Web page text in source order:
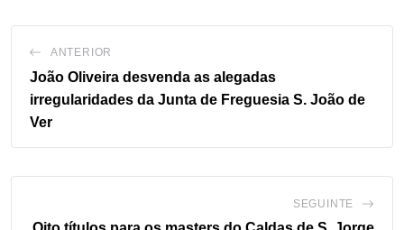
ANTERIOR
João Oliveira desvenda as alegadas
irregularidades da Junta de Freguesia S. João de
Ver
SEGUINTE